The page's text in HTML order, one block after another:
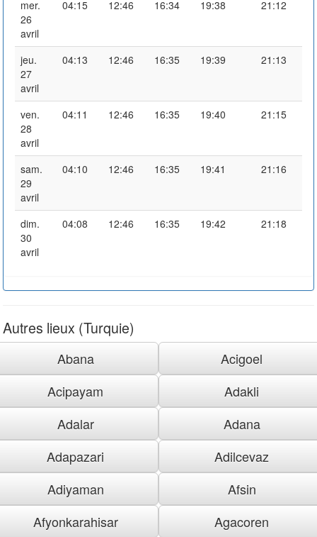
mer.
26
avril
04:15 12:46 16:34 19:38 21:12
jeu.
27
avril
04:13 12:46 16:35 19:39 21:13
ven.
28
avril
04:11 12:46 16:35 19:40 21:15
sam.
29
avril
04:10 12:46 16:35 19:41 21:16
dim.
30
avril
04:08 12:46 16:35 19:42 21:18
Autres lieux (Turquie)
Abana
Acigoel
Acipayam
Adakli
Adalar
Adana
Adapazari
Adilcevaz
Adiyaman
Afsin
Afyonkarahisar
Agacoren